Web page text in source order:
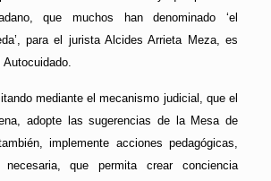
que muchos han denominado ‘el
para el jurista Alcides Arrieta Meza, es
mediante el mecanismo judicial, que el
adopte las sugerencias de la Mesa de
implemente acciones pedagógicas,
que permita crear conciencia